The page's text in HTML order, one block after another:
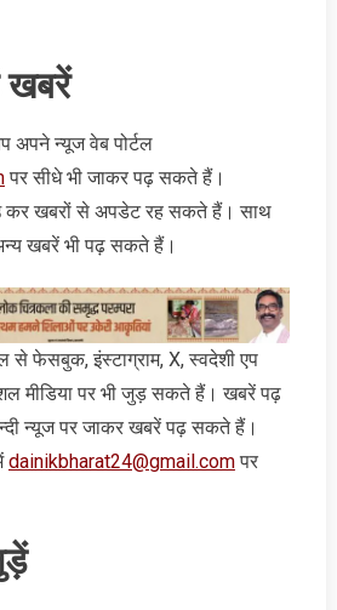
खबरें
न्‍यूज वेब पोर्टल
पर सीधे भी जाकर पढ़ सकते हैं।
कर खबरों से अपडेट रह सकते हैं। साथ
खबरें भी पढ़ सकते हैं।
से फेसबुक, इंस्‍टाग्राम, X, स्‍वदेशी एप
मीडिया पर भी जुड़ सकते हैं। खबरें पढ़
न्‍यूज पर जाकर खबरें पढ़ सकते हैं।
dainikbharat24@gmail.comपर